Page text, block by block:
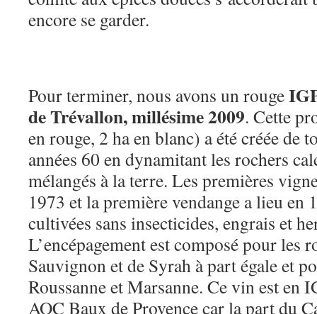
encore se garder.
Pour terminer, nous avons un rouge
de Trévallon, millésime 2009. Cette
en rouge, 2 ha en blanc) a été créée de
années 60 en dynamitant les rochers
mélangés à la terre. Les premières
1973 et la première vendange a lieu en
cultivées sans insecticides, engrais et
L’encépagement est composé pour les
Sauvignon et de Syrah à part égale et
Roussanne et Marsanne. Ce vin est en
AOC Baux de Provence car la part du